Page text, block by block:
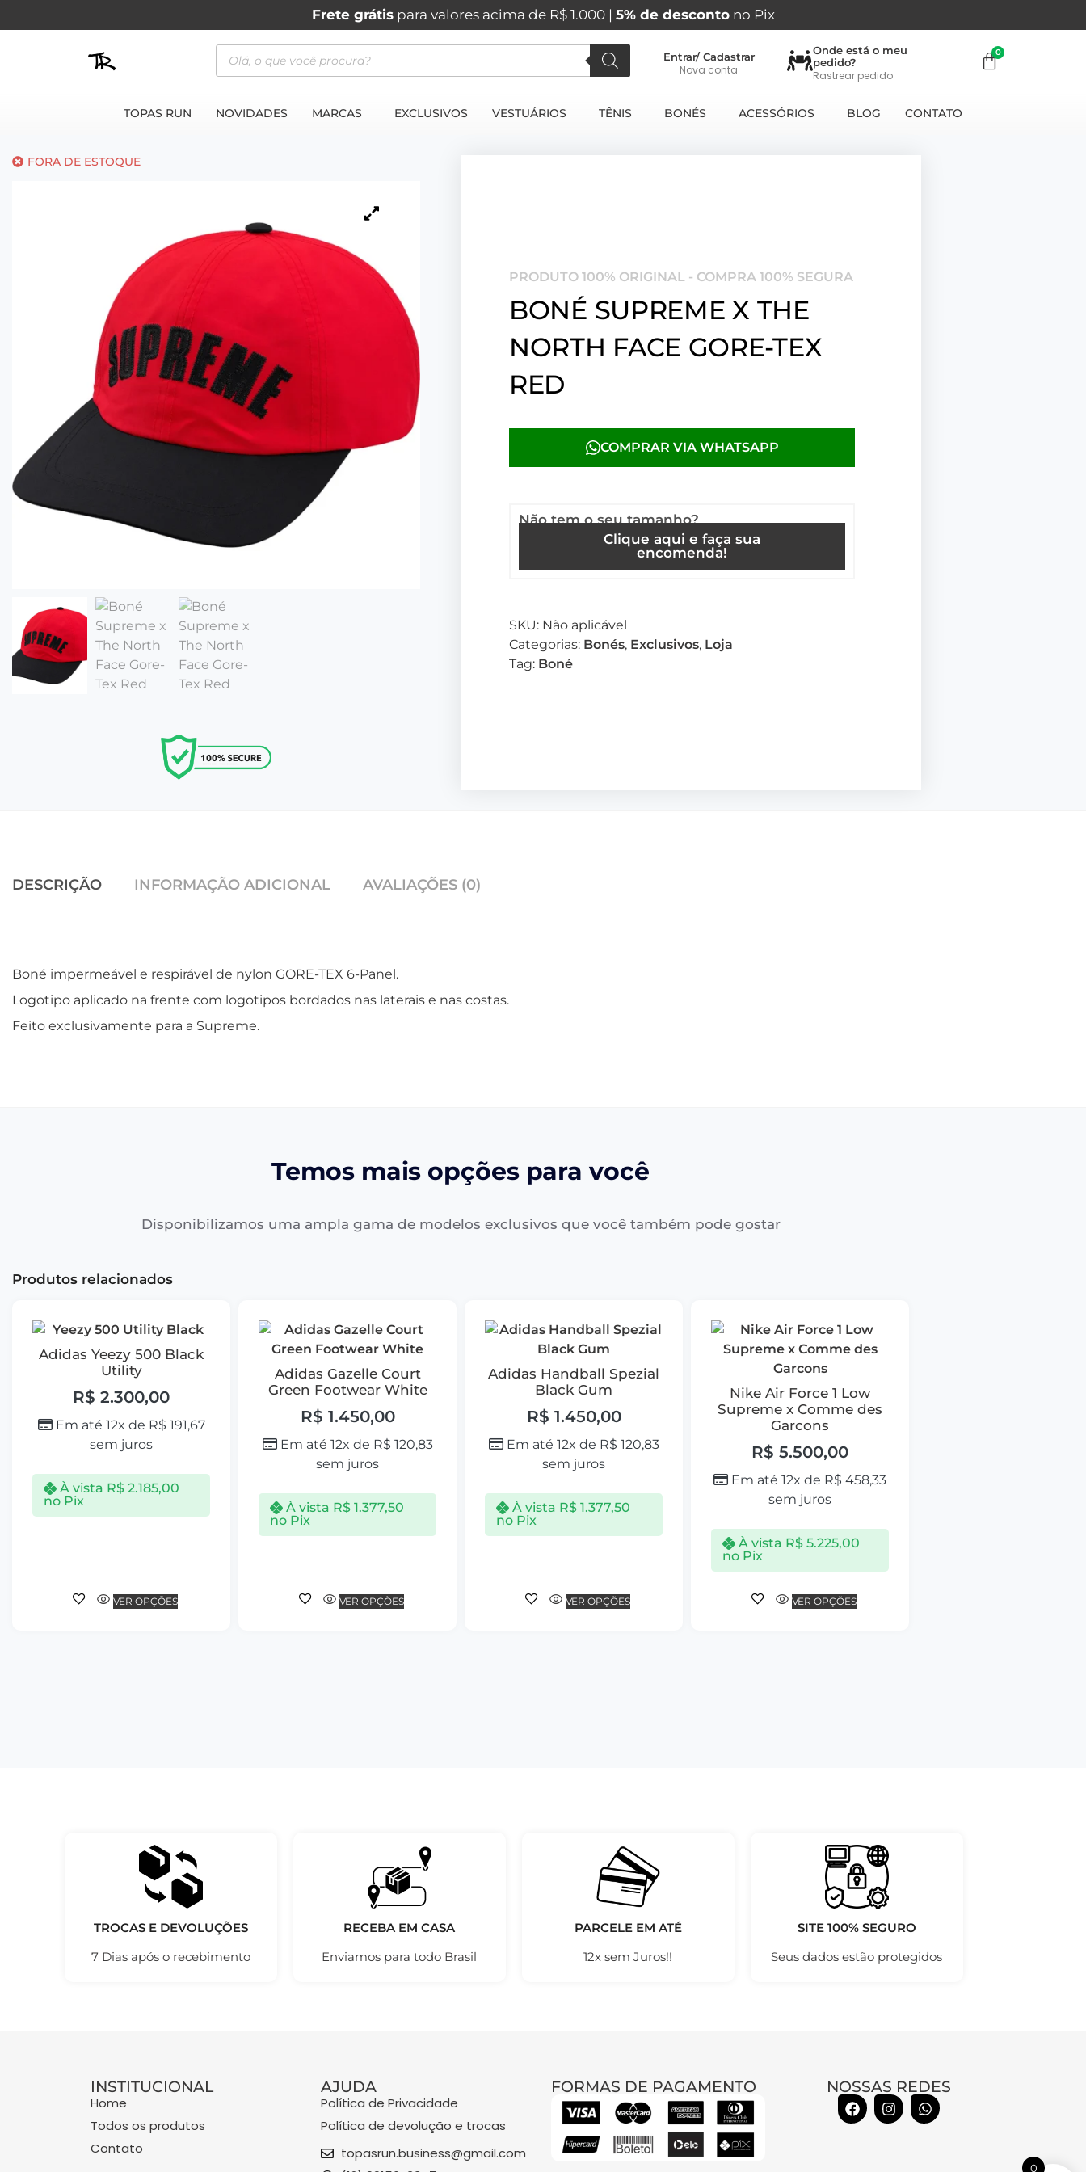
Frete grátispara valores acima de R$ 1.000 | 5% de descontono Pix
Entrar/ Cadastrar
Nova conta
Onde está o meu
pedido?
Rastrear pedido
TOPAS RUN NOVIDADES MARCAS EXCLUSIVOS VESTUÁRIOS TÊNIS BONÉS ACESSÓRIOS BLOG CONTATO
FORA DE ESTOQUE
PRODUTO 100% ORIGINAL - COMPRA 100% SEGURA
BONÉ SUPREME X THE
NORTH FACE GORE-TEX
RED
COMPRAR VIA WHATSAPP
Não tem o seu tamanho?
Clique aqui e faça sua
encomenda!
SKU: Não aplicável
Categorias: Bonés, Exclusivos, Loja
Tag: Boné
DESCRIÇÃO INFORMAÇÃO ADICIONAL AVALIAÇÕES (0)
Boné impermeável e respirável de nylon GORE-TEX 6-Panel.
Logotipo aplicado na frente com logotipos bordados nas laterais e nas costas.
Feito exclusivamente para a Supreme.
Temos mais opções para você
Disponibilizamos uma ampla gama de modelos exclusivos que você também pode gostar
Produtos relacionados
Adidas Yeezy 500 Black
Utility
R$ 2.300,00
Em até 12x de R$ 191,67
sem juros
À vista R$2.185,00
no Pix
VER OPÇÕES
Adidas Gazelle Court
Green Footwear White
R$ 1.450,00
Em até 12x de R$ 120,83
sem juros
À vista R$1.377,50
no Pix
VER OPÇÕES
Adidas Handball Spezial
Black Gum
R$ 1.450,00
Em até 12x de R$ 120,83
sem juros
À vista R$1.377,50
no Pix
VER OPÇÕES
Nike Air Force 1 Low
Supreme x Comme des
Garcons
R$ 5.500,00
Em até 12x de R$ 458,33
sem juros
À vista R$5.225,00
no Pix
VER OPÇÕES
TROCAS E DEVOLUÇÕES
7 Dias após o recebimento
RECEBA EM CASA
Enviamos para todo Brasil
PARCELE EM ATÉ
12x sem Juros!!
SITE 100% SEGURO
Seus dados estão protegidos
INSTITUCIONAL
Home
Todos os produtos
Contato
AJUDA
Política de Privacidade
Política de devolução e trocas
topasrun.business@gmail.com
FORMAS DE PAGAMENTO NOSSAS REDES
0